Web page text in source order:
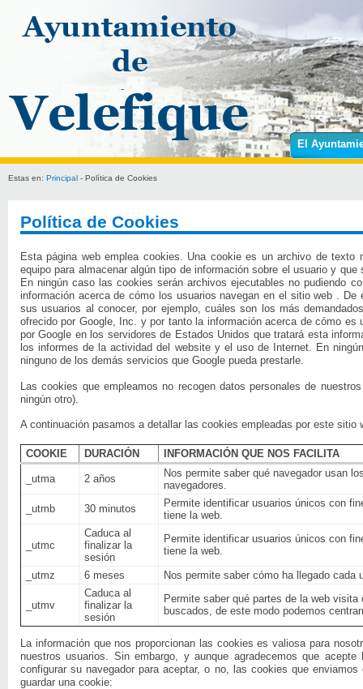
El
Estas en: Principal - Política de Cookies
Política de Cookies
Esta página web emplea cookies. Una cookie es un archivo de
equipo para almacenar algún tipo de información sobre el usuario y
En ningún caso las cookies serán archivos ejecutables no pudiendo
información acerca de cómo los usuarios navegan en el sitio web .
sus usuarios al conocer, por ejemplo, cuáles son los más
ofrecido por Google, Inc. y por tanto la información acerca de cómo
por Google en los servidores de Estados Unidos que tratará esta
los informes de la actividad del website y el uso de Internet. En
ninguno de los demás servicios que Google pueda prestarle.
Las cookies que empleamos no recogen datos personales de
ningún otro).
A continuación pasamos a detallar las cookies empleadas por este sitio
COOKIE DURACIÓN INFORMACIÓN QUE NOS FACILITA
_utma 2 años
Nos permite saber qué navegador usan
navegadores.
_utmb
30 minutos
Permite identificar usuarios únicos con
tiene la web.
_utmc
Caduca al
finalizar la
sesión
Permite identificar usuarios únicos con
tiene la web.
_utmz
6 meses Nos permite saber cómo ha llegado cada
_utmv
Caduca al
finalizar la
sesión
Permite saber qué partes de la web
buscados, de este modo podemos
La información que nos proporcionan las cookies es valiosa para
nuestros usuarios. Sin embargo, y aunque agradecemos que
configurar su navegador para aceptar, o no, las cookies que
guardar una cookie: